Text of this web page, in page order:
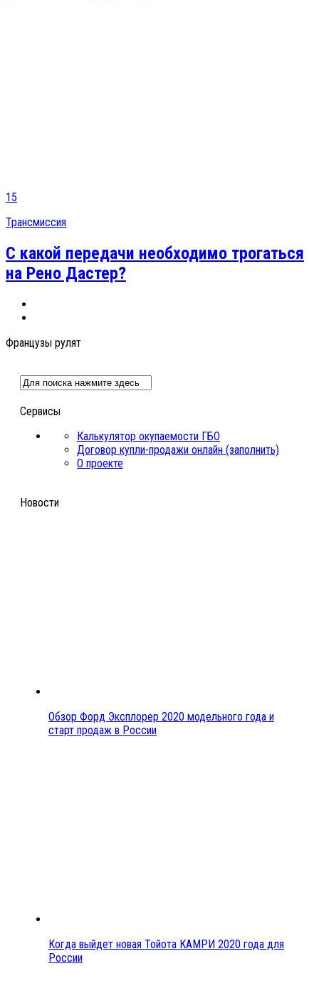
15
Трансмиссия
С какой передачи необходимо трогаться
на Рено Дастер?
Французы рулят
Сервисы
Калькулятор окупаемости ГБО
Договор купли-продажи онлайн (заполнить)
О проекте
Новости
Обзор Форд Эксплорер 2020 модельного года и
старт продаж в России
Когда выйдет новая Тойота КАМРИ 2020 года для
России